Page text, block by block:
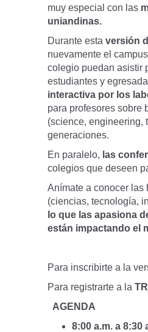
muy especial con las
uniandinas.
Durante esta versión
nuevamente el
colegio puedan asistir
estudiantes y
interactiva por los
para profesores sobre
(science, engineering,
generaciones.
En paralelo, las
colegios que deseen
Anímate a conocer las
(ciencias, tecnología,
lo que las apasiona
están impactando el
​Para inscribirte a la
Para registrarte a la
AGENDA
8:00 a.m. a 8:30